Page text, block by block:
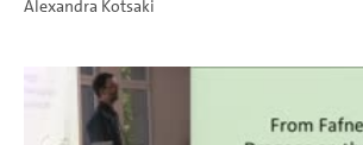
Alexandra Kotsaki